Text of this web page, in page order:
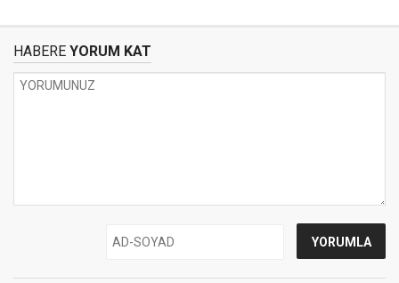
HABERE YORUM KAT